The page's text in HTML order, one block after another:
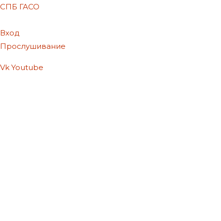
СПБ ГАСО
Вход
Прослушивание
Vk Youtube